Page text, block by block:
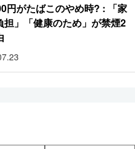
円がたばこのやめ時? : 「家
担」「健康のため」が禁煙2